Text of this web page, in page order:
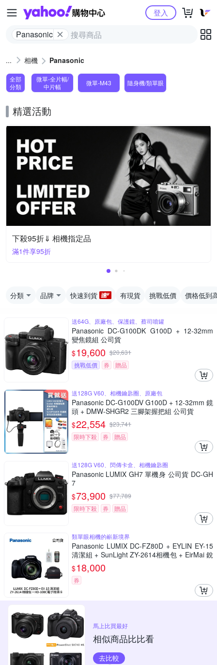
Yahoo購物中心
Panasonic
登入
相機 Panasonic
全部
分類
微單-全片幅/
中片幅
微單-M43 隨身機/類單眼
精選活動
下殺95折⇓ 相機指定品
滿1件享95折
分類 品牌 快速到貨 有現貨 挑戰低價 價格低到
送64G、原廠包、保護鏡、蔡司噴罐
Panasonic DC-G100DK G100D + 12-32mm
變焦鏡組 公司貨
$19,600 $20,631
挑戰低價
券 贈品
送128G V60、相機鑰匙圈、原廠包
Panasonic DC-G100DV G100D + 12-32mm 鏡
頭 + DMW-SHGR2 三腳架握把組 公司貨
$22,554 $23,741
限時下殺
券 贈品
送128G V60、閃傳卡盒、相機鑰匙圈
Panasonic LUMIX GH7 單機身 公司貨 DC-GH
7
$73,900 $77,789
限時下殺
券 贈品
類單眼相機的嶄新境界
Panasonic LUMIX DC-FZ80D + EYLIN EY-15
清潔組 + SunLight ZY-2614相機包 + EirMai 銳
瑪 HD-100C電子除濕卡 FZ80D (公司貨)
$18,000
券
馬上比買最好
相似商品比比看
去比較